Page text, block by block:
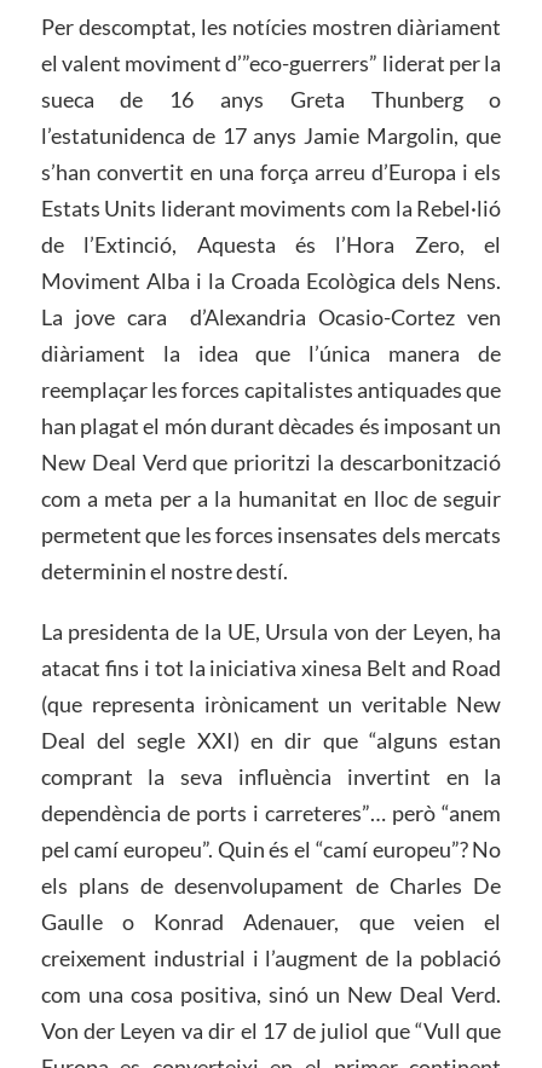
Per descomptat, les notícies mostren diàriament
el valent moviment d’”eco-guerrers” liderat per la
sueca de 16 anys Greta Thunberg o
l’estatunidenca de 17 anys Jamie Margolin, que
s’han convertit en una força arreu d’Europa i els
Estats Units liderant moviments com la Rebel·lió
de l’Extinció, Aquesta és l’Hora Zero, el
Moviment Alba i la Croada Ecològica dels Nens.
La jove cara
d’Alexandria Ocasio-Cortez ven
diàriament la idea que l’única manera de
reemplaçar les forces capitalistes antiquades que
han plagat el món durant dècades és imposant un
New Deal Verd que prioritzi la descarbonització
com a meta per a la humanitat en lloc de seguir
permetent que les forces insensates dels mercats
determinin el nostre destí.
La presidenta de la UE, Ursula von der Leyen, ha
atacat fins i tot la iniciativa xinesa Belt and Road
(que representa irònicament un veritable New
Deal del segle XXI) en dir que “alguns estan
comprant la seva influència invertint en la
dependència de ports i carreteres”… però “anem
pel camí europeu”. Quin és el “camí europeu”? No
els plans de desenvolupament de Charles De
Gaulle o Konrad Adenauer, que veien el
creixement industrial i l’augment de la població
com una cosa positiva, sinó un New Deal Verd.
Von der Leyen va dir el 17 de juliol que “Vull que